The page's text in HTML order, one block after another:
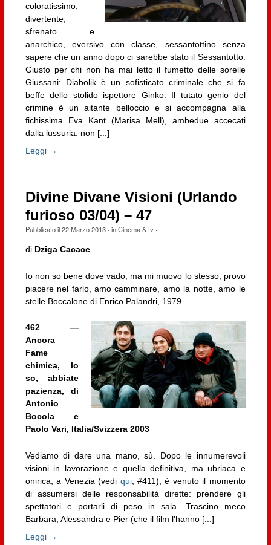
coloratissimo,
divertente,
sfrenato e
anarchico, eversivo con classe, sessantottino senza
sapere che un anno dopo ci sarebbe stato il Sessantotto.
Giusto per chi non ha mai letto il fumetto delle sorelle
Giussani: Diabolik è un sofisticato criminale che si fa
beffe dello stolido ispettore Ginko. Il tutato genio del
crimine è un aitante belloccio e si accompagna alla
fichissima Eva Kant (Marisa Mell), ambedue accecati
dalla lussuria: non [...]
Leggi →
Divine Divane Visioni (Urlando
furioso 03/04) – 47
Pubblicato il22 Marzo 2013· inCinema & tv·
di Dziga Cacace
Io non so bene dove vado, ma mi muovo lo stesso, provo
piacere nel farlo, amo camminare, amo la notte, amo le
stelle Boccalone di Enrico Palandri, 1979
462 —
Ancora
Fame
chimica, lo
so, abbiate
pazienza, di
Antonio
Bocola e
Paolo Vari, Italia/Svizzera 2003
Vediamo di dare una mano, sù. Dopo le innumerevoli
visioni in lavorazione e quella definitiva, ma ubriaca e
onirica, a Venezia (vedi qui, #411), è venuto il momento
di assumersi delle responsabilità dirette: prendere gli
spettatori e portarli di peso in sala. Trascino meco
Barbara, Alessandra e Pier (che il film l’hanno [...]
Leggi →